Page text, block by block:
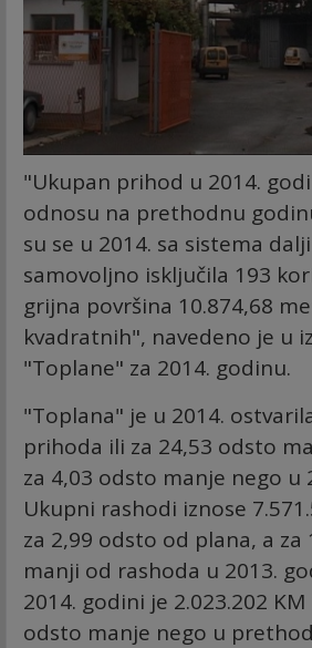
"Ukupan prihod u 2014.
odnosu na prethodnu
su se u 2014. sa sistema
samovoljno isključila 193
grijna površina 10.874,68
kvadratnih", navedeno je u
"Toplane" za 2014. godinu.
"Toplana" je u 2014.
prihoda ili za 24,53 odsto
za 4,03 odsto manje nego u
Ukupni rashodi iznose
za 2,99 odsto od plana, a za
manji od rashoda u 2013.
2014. godini je 2.023.202
odsto manje nego u